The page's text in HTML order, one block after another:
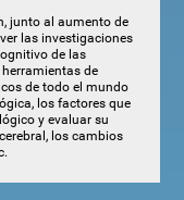
junto al aumento de
las investigaciones
de las
de
de todo el mundo
los factores que
y evaluar su
los cambios